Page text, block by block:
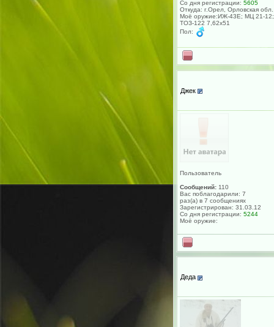
Со дня регистрации: 5605
Откуда: г.Орел, Орловская
Моё оружие:ИЖ-43Е; МЦ 21-12;
ТОЗ-122 7,62х51
Пол:
Джек
Пользователь
Сообщений: 110
Вас поблагодарили: 7
раз(а) в 7 сообщениях
Зарегистрирован: 31.03.12
Со дня регистрации: 5244
Моё оружие:
Деда